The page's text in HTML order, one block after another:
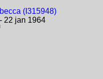
(I315948)
22 jan 1964